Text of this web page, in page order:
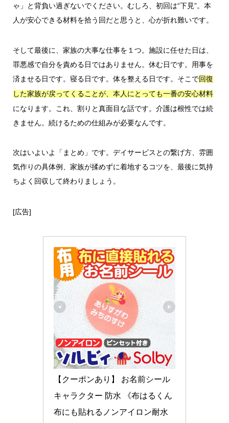
ゃ」と背負い過ぎないでください。むしろ、初回は“下見”。本
人が安心できる材料を拾う回だと思うと、心が折れ難いです。
そして最後に、家族の大事な仕事を１つ。施設に任せた日は、
罪悪感で自分を責める日ではありません。休む日です。用事を
済ませる日です。寝る日です。体を整える日です。そこで回復
した家族が戻ってくることが、本人にとっても一番の安心材料
になります。これ、割りと真面目な話です。介護は根性では続
きません。続けるための仕組みが必要なんです。
次はいよいよ「まとめ」です。デイサービスとの繋げ方、雰囲
気作りの具体例、家族が揉めずに着地するコツを、最後に気持
ちよく回収して終わりましょう。
[広告]
【クーポンあり】 お名前シール
キャラクター 防水 《布はるくん
布にも貼れるノンアイロン耐水